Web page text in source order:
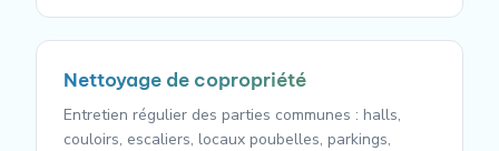
Nettoyage de copropriété
Entretien régulier des parties communes : halls,
couloirs, escaliers, locaux poubelles, parkings,